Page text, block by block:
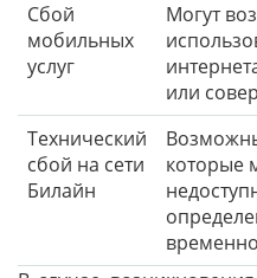
Сбой
мобильных
услуг
Могут
или
Технический
сбой на сети
Билайн
которые